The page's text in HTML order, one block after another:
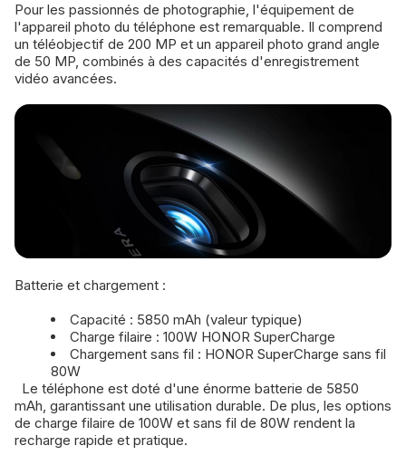
Pour les passionnés de photographie, l'équipement de
l'appareil photo du téléphone est remarquable. Il comprend
un téléobjectif de 200 MP et un appareil photo grand angle
de 50 MP, combinés à des capacités d'enregistrement
vidéo avancées.
Batterie et chargement :
Capacité : 5850 mAh (valeur typique)
Charge filaire : 100W HONOR SuperCharge
Chargement sans fil : HONOR SuperCharge sans fil
80W
Le téléphone est doté d'une énorme batterie de 5850
mAh, garantissant une utilisation durable. De plus, les options
de charge filaire de 100W et sans fil de 80W rendent la
recharge rapide et pratique.